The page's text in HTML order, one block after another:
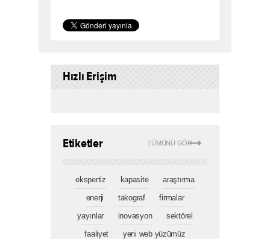
Hızlı Erişim
TÜMÜNÜ GÖR
Etiketler
ekspertiz kapasite
araştırma
enerji
takograf
firmalar
yayınlar
inovasyon
sektörel
faaliyet
yeni web yüzümüz